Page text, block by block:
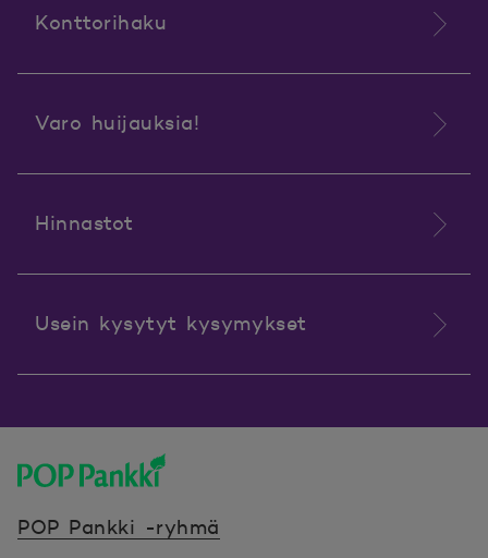
Konttorihaku
Varo huijauksia!
Hinnastot
Usein kysytyt kysymykset
POP Pankki -ryhmä